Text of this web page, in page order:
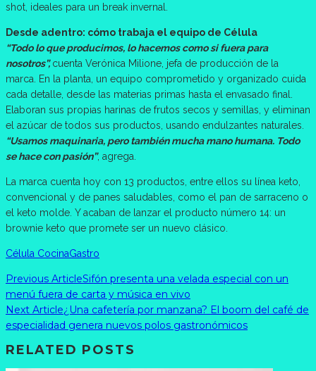
shot, ideales para un break invernal.
Desde adentro: cómo trabaja el equipo de Célula
“Todo lo que producimos, lo hacemos como si fuera para
nosotros”,cuenta Verónica Milione, jefa de producción de la
marca. En la planta, un equipo comprometido y organizado cuida
cada detalle, desde las materias primas hasta el envasado final.
Elaboran sus propias harinas de frutos secos y semillas, y eliminan
el azúcar de todos sus productos, usando endulzantes naturales.
“Usamos maquinaria, pero también mucha mano humana. Todo
se hace con pasión”, agrega.
La marca cuenta hoy con 13 productos, entre ellos su línea keto,
convencional y de panes saludables, como el pan de sarraceno o
el keto molde. Y acaban de lanzar el producto número 14: un
brownie keto que promete ser un nuevo clásico.
Célula CocinaGastro
Previous ArticleSifón presenta una velada especial con un
menú fuera de carta y música en vivo
Next Article¿Una cafetería por manzana? El boom del café de
especialidad genera nuevos polos gastronómicos
RELATED POSTS